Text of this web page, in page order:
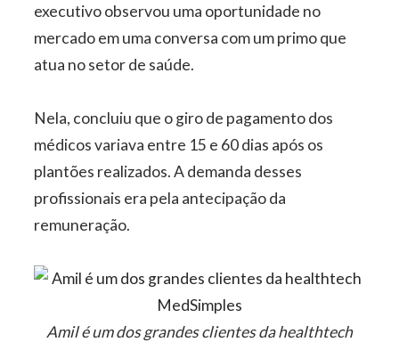
executivo observou uma oportunidade no
mercado em uma conversa com um primo que
atua no setor de saúde.
Nela, concluiu que o giro de pagamento dos
médicos variava entre 15 e 60 dias após os
plantões realizados. A demanda desses
profissionais era pela antecipação da
remuneração.
Amil é um dos grandes clientes da healthtech